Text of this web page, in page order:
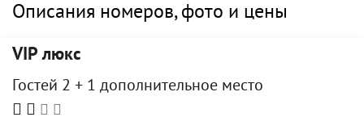
Описания номеров, фото и цены
VIP люкс
Гостей 2 + 1 дополнительное место